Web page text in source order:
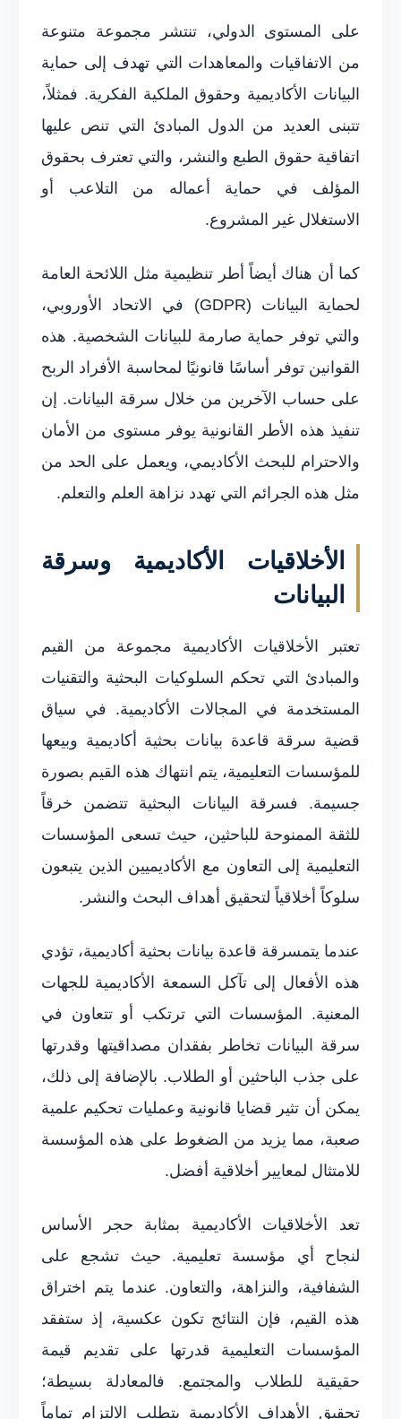
على المستوى الدولي، تنتشر مجموعة متنوعة
من الاتفاقيات والمعاهدات التي تهدف إلى حماية
البيانات الأكاديمية وحقوق الملكية الفكرية. فمثلاً،
تتبنى العديد من الدول المبادئ التي تنص عليها
اتفاقية حقوق الطبع والنشر، والتي تعترف بحقوق
المؤلف في حماية أعماله من التلاعب أو
الاستغلال غير المشروع.
كما أن هناك أيضاً أطر تنظيمية مثل اللائحة العامة
لحماية البيانات (GDPR) في الاتحاد الأوروبي،
والتي توفر حماية صارمة للبيانات الشخصية. هذه
القوانين توفر أساسًا قانونيًا لمحاسبة الأفراد الربح
على حساب الآخرين من خلال سرقة البيانات. إن
تنفيذ هذه الأطر القانونية يوفر مستوى من الأمان
والاحترام للبحث الأكاديمي، ويعمل على الحد من
مثل هذه الجرائم التي تهدد نزاهة العلم والتعلم.
الأخلاقيات الأكاديمية وسرقة
البيانات
تعتبر الأخلاقيات الأكاديمية مجموعة من القيم
والمبادئ التي تحكم السلوكيات البحثية والتقنيات
المستخدمة في المجالات الأكاديمية. في سياق
قضية سرقة قاعدة بيانات بحثية أكاديمية وبيعها
للمؤسسات التعليمية، يتم انتهاك هذه القيم بصورة
جسيمة. فسرقة البيانات البحثية تتضمن خرقاً
للثقة الممنوحة للباحثين، حيث تسعى المؤسسات
التعليمية إلى التعاون مع الأكاديميين الذين يتبعون
سلوكاً أخلاقياً لتحقيق أهداف البحث والنشر.
عندما يتمسرقة قاعدة بيانات بحثية أكاديمية، تؤدي
هذه الأفعال إلى تآكل السمعة الأكاديمية للجهات
المعنية. المؤسسات التي ترتكب أو تتعاون في
سرقة البيانات تخاطر بفقدان مصداقيتها وقدرتها
على جذب الباحثين أو الطلاب. بالإضافة إلى ذلك،
يمكن أن تثير قضايا قانونية وعمليات تحكيم علمية
صعبة، مما يزيد من الضغوط على هذه المؤسسة
للامتثال لمعايير أخلاقية أفضل.
تعد الأخلاقيات الأكاديمية بمثابة حجر الأساس
لنجاح أي مؤسسة تعليمية. حيث تشجع على
الشفافية، والنزاهة، والتعاون. عندما يتم اختراق
هذه القيم، فإن النتائج تكون عكسية، إذ ستفقد
المؤسسات التعليمية قدرتها على تقديم قيمة
حقيقية للطلاب والمجتمع. فالمعادلة بسيطة؛
تحقيق الأهداف الأكاديمية يتطلب الالتزام تماماً